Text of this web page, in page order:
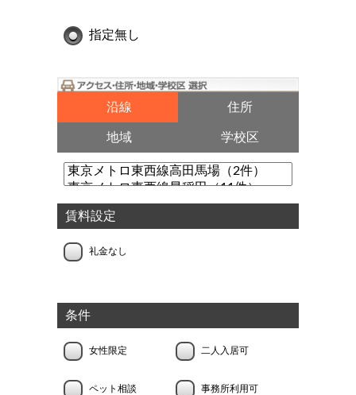
指定無し
沿線 住所
地域 学校区
賃料設定
礼金なし
条件
女性限定 二人入居可
ペット相談 事務所利用可